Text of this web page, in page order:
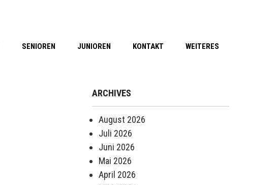
SENIOREN JUNIOREN KONTAKT WEITERES
ARCHIVES
August 2026
Juli 2026
Juni 2026
Mai 2026
April 2026